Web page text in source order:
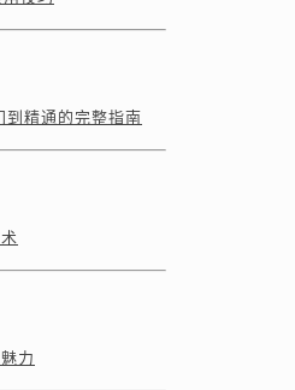
到精通的完整指南
力